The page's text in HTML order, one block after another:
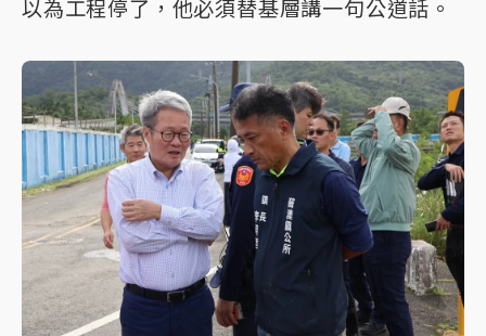
以為工程停了，他必須替基層講一句公道話。